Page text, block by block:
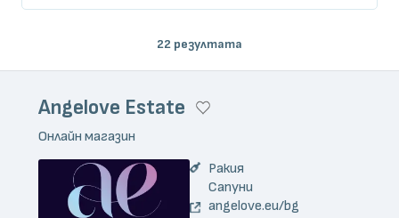
22 резултата
Angelove Estate
Онлайн магазин
Ракия
Сапуни
angelove.eu/bg